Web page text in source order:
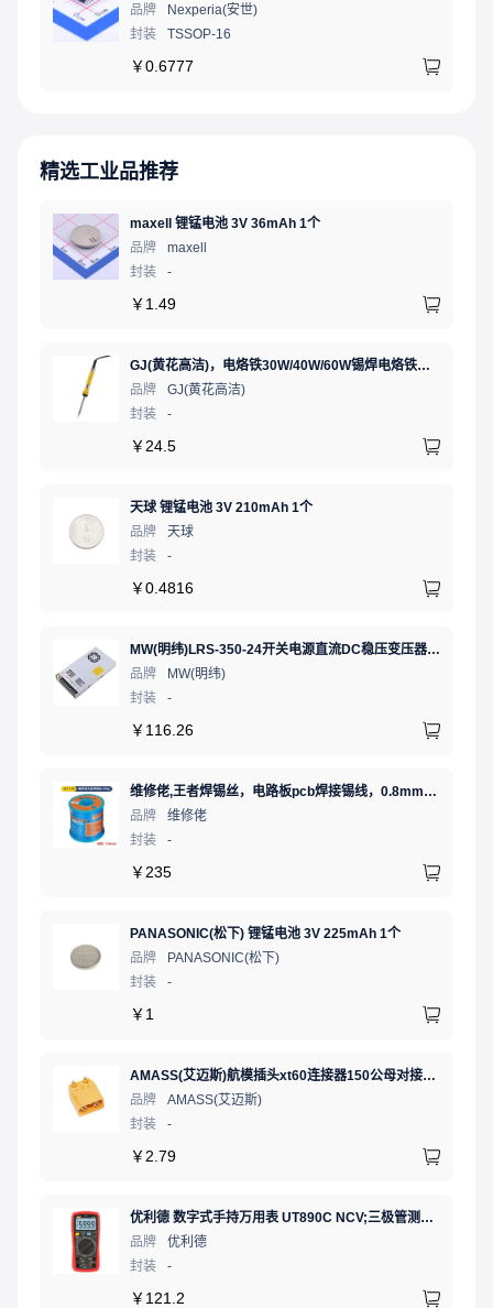
品牌
Nexperia(安世)
封装
TSSOP-16
￥0.6777
精选工业品推荐
maxell 锂锰电池 3V 36mAh 1个
品牌
maxell
封装
-
￥ 1.49
GJ(黄花高洁)，电烙铁30W/40W/60W锡焊电烙铁焊接工具电焊笔手机电子维修（内热35W），NO.435(35W)
品牌
GJ(黄花高洁)
封装
-
￥ 24.5
天球 锂锰电池 3V 210mAh 1个
品牌
天球
封装
-
￥0.4816
MW(明纬)LRS-350-24开关电源直流DC稳压变压器监控24V 14.6A
品牌
MW(明纬)
封装
-
￥ 116.26
维修佬,王者焊锡丝，电路板pcb焊接锡线，0.8mm800g,1个
品牌
维修佬
封装
-
￥ 235
PANASONIC(松下) 锂锰电池 3V 225mAh 1个
品牌
PANASONIC(松下)
封装
-
￥ 1
AMASS(艾迈斯)航模插头xt60连接器150公母对接pw锂电池公头 接PCB板卧式 黄色 公头XT60PW-M.G.Y
品牌
AMASS(艾迈斯)
封装
-
￥ 2.79
优利德 数字式手持万用表 UT890C NCV;三极管测试;二极管测试;火线辨别;真有效值;通断测试
品牌
优利德
封装
-
￥ 121.2